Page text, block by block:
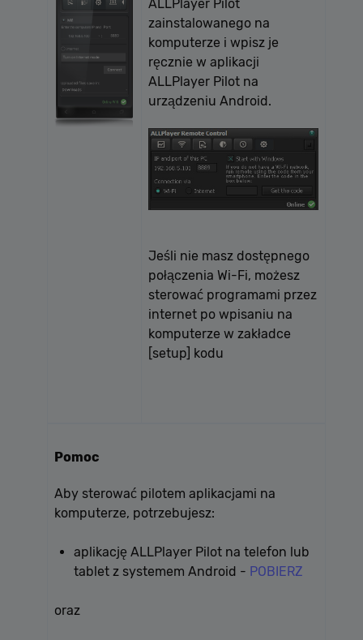
ALLPlayer Pilot
zainstalowanego na
komputerze i wpisz je
ręcznie w aplikacji
ALLPlayer Pilot na
urządzeniu Android.
Jeśli nie masz dostępnego
połączenia Wi-Fi, możesz
sterować programami przez
internet po wpisaniu na
komputerze w zakładce
[setup] kodu
Pomoc
Aby sterować pilotem aplikacjami na
komputerze, potrzebujesz:
aplikację ALLPlayer Pilot na telefon lub
tablet z systemem Android - POBIERZ
oraz